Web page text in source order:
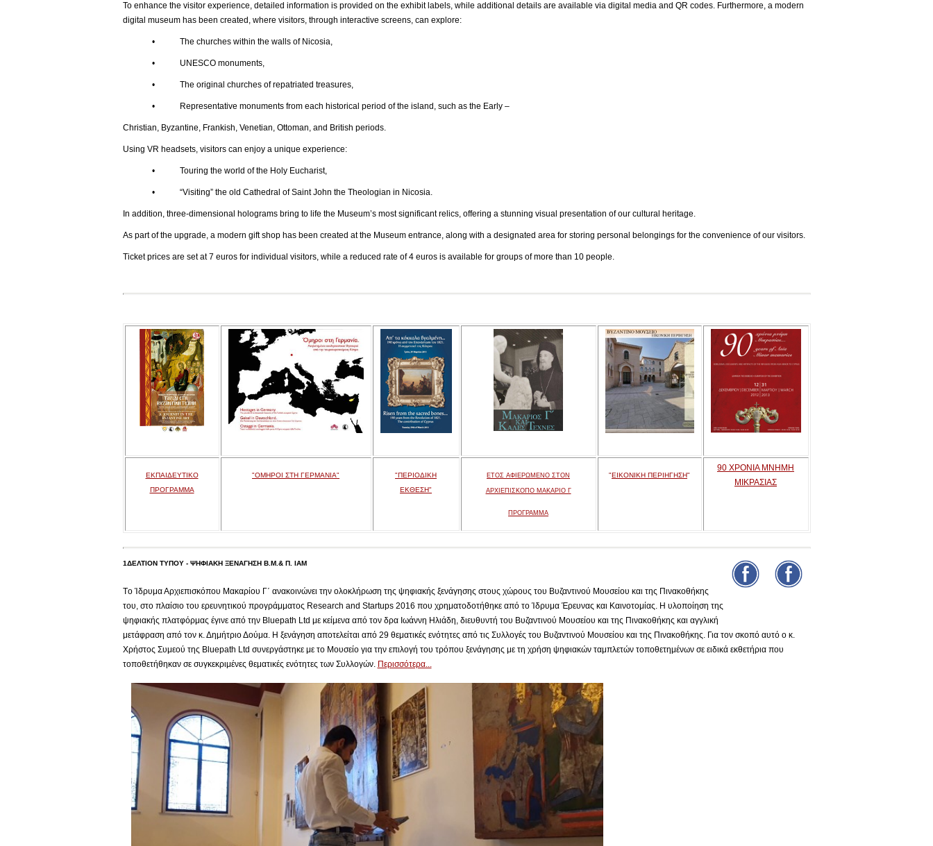
To enhance the visitor experience, detailed information is provided on the exhibit labels, while additional details are available via digital media and QR codes. Furthermore, a modern
digital museum has been created, where visitors, through interactive screens, can explore:
• The churches within the walls of Nicosia,
• UNESCO monuments,
• The original churches of repatriated treasures,
• Representative monuments from each historical period of the island, such as the Early –
Christian, Byzantine, Frankish, Venetian, Ottoman, and British periods.
Using VR headsets, visitors can enjoy a unique experience:
• Touring the world of the Holy Eucharist,
• “Visiting” the old Cathedral of Saint John the Theologian in Nicosia.
In addition, three-dimensional holograms bring to life the Museum’s most significant relics, offering a stunning visual presentation of our cultural heritage.
As part of the upgrade, a modern gift shop has been created at the Museum entrance, along with a designated area for storing personal belongings for the convenience of our visitors.
Ticket prices are set at 7 euros for individual visitors, while a reduced rate of 4 euros is available for groups of more than 10 people.
ΕΚΠΑΙΔΕΥΤΙΚΟ
ΠΡΟΓΡΑΜΜΑ
"ΟΜΗΡΟΙ ΣΤΗ ΓΕΡΜΑΝΙΑ"
"ΠΕΡΙΟΔΙΚΗ
ΕΚΘΕΣΗ"
ΕΤΟΣ ΑΦΙΕΡΩΜΕΝΟ ΣΤΟΝ
ΑΡΧΙΕΠΙΣΚΟΠΟ ΜΑΚΑΡΙΟ Γ
ΠΡΟΓΡΑΜΜΑ
"ΕΙΚΟΝΙΚΗ ΠΕΡΙΗΓΗΣΗ"
90 ΧΡΟΝΙΑ ΜΝΗΜΗ
ΜΙΚΡΑΣΙΑΣ
1ΔΕΛΤΙΟΝ ΤΥΠΟΥ - ΨΗΦΙΑΚΗ ΞΕΝΑΓΗΣΗ Β.Μ.& Π. ΙΑΜ
Tο Ίδρυμα Αρχιεπισκόπου Μακαρίου Γ΄ ανακοινώνει την ολοκλήρωση της ψηφιακής ξενάγησης στους χώρους του Βυζαντινού Μουσείου και της Πινακοθήκης
του, στο πλαίσιο του ερευνητικού προγράμματος Research and Startups 2016 που χρηματοδοτήθηκε από το Ίδρυμα Έρευνας και Καινοτομίας. Η υλοποίηση της
ψηφιακής πλατφόρμας έγινε από την Βluepath Ltd με κείμενα από τον δρα Ιωάννη Ηλιάδη, διευθυντή του Βυζαντινού Μουσείου και της Πινακοθήκης και αγγλική
μετάφραση από τον κ. Δημήτριο Δούμα. Η ξενάγηση αποτελείται από 29 θεματικές ενότητες από τις Συλλογές του Βυζαντινού Μουσείου και της Πινακοθήκης. Για τον σκοπό αυτό ο κ.
Χρήστος Συμεού της Bluepath Ltd συνεργάστηκε με το Μουσείο για την επιλογή του τρόπου ξενάγησης με τη χρήση ψηφιακών ταμπλετών τοποθετημένων σε ειδικά εκθετήρια που
τοποθετήθηκαν σε συγκεκριμένες θεματικές ενότητες των Συλλογών. Περισσότερα...